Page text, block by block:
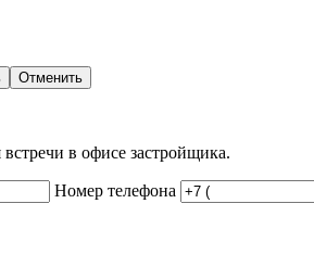
Отменить
в офисе застройщика.
Номер телефона